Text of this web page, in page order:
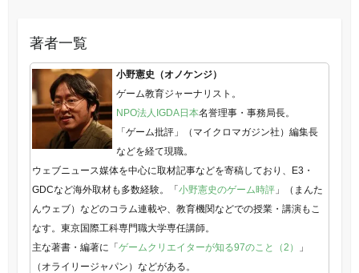
著者一覧
小野憲史（オノケンジ）
ゲーム教育ジャーナリスト。
NPO法人IGDA日本名誉理事・事務局長。
「ゲーム批評」（マイクロマガジン社）編集長
などを経て現職。
ウェブニュース媒体を中心に取材記事などを寄稿しており、E3・
GDCなど海外取材も多数経験。「小野憲史のゲーム時評」（まんた
んウェブ）などのコラム連載や、教育機関などでの授業・講演もこ
なす。東京国際工科専門職大学専任講師。
主な著書・編著に「ゲームクリエイターが知る97のこと（2）
」
（オライリージャパン）などがある。